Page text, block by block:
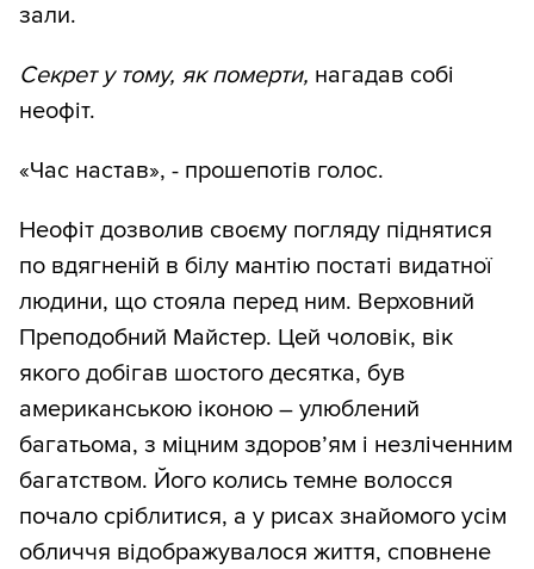
зали.
Секрет у тому, як померти, нагадав собі
неофіт.
«Час настав», - прошепотів голос.
Неофіт дозволив своєму погляду піднятися
по вдягненій в білу мантію постаті видатної
людини, що стояла перед ним. Верховний
Преподобний Майстер. Цей чоловік, вік
якого добігав шостого десятка, був
американською іконою – улюблений
багатьома, з міцним здоров’ям і незліченним
багатством. Його колись темне волосся
почало сріблитися, а у рисах знайомого усім
обличчя відображувалося життя, сповнене